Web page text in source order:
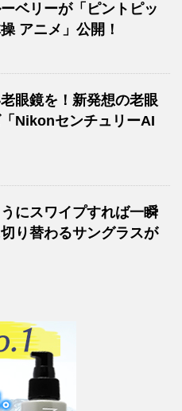
ーベリーが「ピントピッ
アニメ」公開！
眼鏡を！新発想の老眼
NikonセンチュリーAI
にスワイプすれば一瞬
り替わるサングラスが